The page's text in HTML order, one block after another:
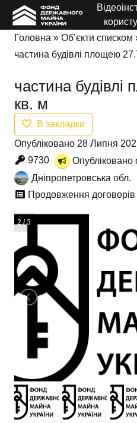
Головна » Об’єкти списком
частина будівлі площею
частина
кв. м
В закладки
Опубліковано 28 Липня
9730
Дніпропетровська обл.
Продовження договорів
3 / 3